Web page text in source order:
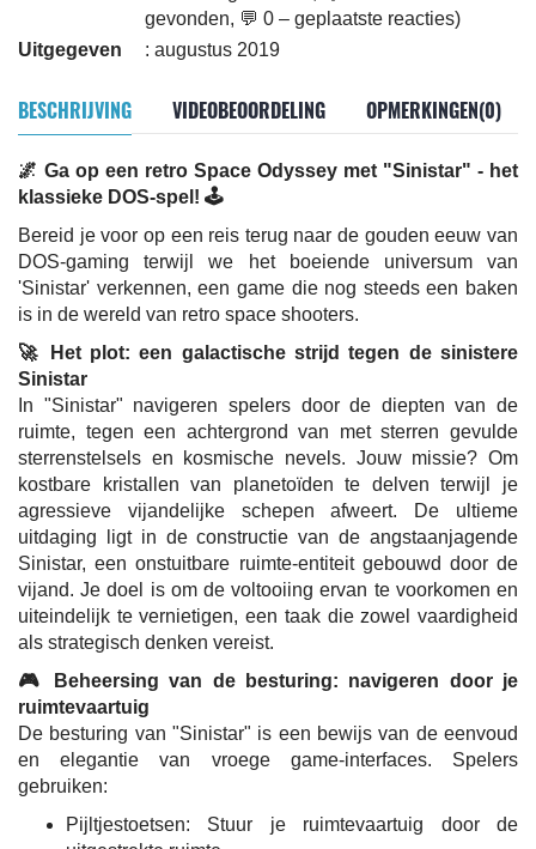
gevonden, 💬 0 – geplaatste reacties)
Uitgegeven
: augustus 2019
BESCHRIJVING VIDEOBEOORDELING OPMERKINGEN(0)
🌌 Ga op een retro Space Odyssey met "Sinistar" - het
klassieke DOS-spel! 🕹️
Bereid je voor op een reis terug naar de gouden eeuw van
DOS-gaming terwijl we het boeiende universum van
'Sinistar' verkennen, een game die nog steeds een baken
is in de wereld van retro space shooters.
🚀 Het plot: een galactische strijd tegen de sinistere
Sinistar
In "Sinistar" navigeren spelers door de diepten van de
ruimte, tegen een achtergrond van met sterren gevulde
sterrenstelsels en kosmische nevels. Jouw missie? Om
kostbare kristallen van planetoïden te delven terwijl je
agressieve vijandelijke schepen afweert. De ultieme
uitdaging ligt in de constructie van de angstaanjagende
Sinistar, een onstuitbare ruimte-entiteit gebouwd door de
vijand. Je doel is om de voltooiing ervan te voorkomen en
uiteindelijk te vernietigen, een taak die zowel vaardigheid
als strategisch denken vereist.
🎮 Beheersing van de besturing: navigeren door je
ruimtevaartuig
De besturing van "Sinistar" is een bewijs van de eenvoud
en elegantie van vroege game-interfaces. Spelers
gebruiken:
Pijltjestoetsen: Stuur je ruimtevaartuig door de